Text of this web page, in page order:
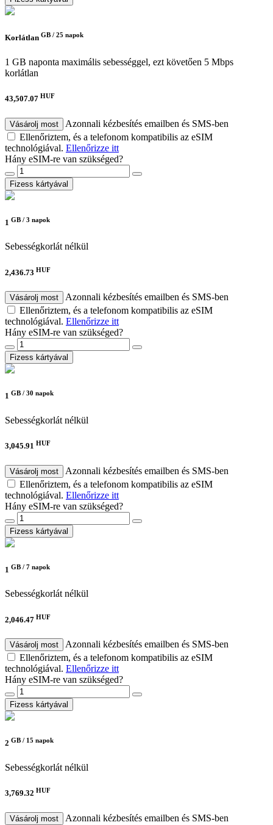
Korlátlan GB / 25 napok
1 GB naponta maximális sebességgel, ezt követően 5 Mbps
korlátlan
43,507.07 HUF
Vásárolj most
Azonnali kézbesítés emailben és SMS-ben
Ellenőriztem, és a telefonom kompatibilis az eSIM
technológiával. Ellenőrizze itt
Hány eSIM-re van szükséged?
Fizess kártyával
1 GB / 3 napok
Sebességkorlát nélkül
2,436.73 HUF
Vásárolj most
Azonnali kézbesítés emailben és SMS-ben
Ellenőriztem, és a telefonom kompatibilis az eSIM
technológiával. Ellenőrizze itt
Hány eSIM-re van szükséged?
Fizess kártyával
1 GB / 30 napok
Sebességkorlát nélkül
3,045.91 HUF
Vásárolj most
Azonnali kézbesítés emailben és SMS-ben
Ellenőriztem, és a telefonom kompatibilis az eSIM
technológiával. Ellenőrizze itt
Hány eSIM-re van szükséged?
Fizess kártyával
1 GB / 7 napok
Sebességkorlát nélkül
2,046.47 HUF
Vásárolj most
Azonnali kézbesítés emailben és SMS-ben
Ellenőriztem, és a telefonom kompatibilis az eSIM
technológiával. Ellenőrizze itt
Hány eSIM-re van szükséged?
Fizess kártyával
2 GB / 15 napok
Sebességkorlát nélkül
3,769.32 HUF
Vásárolj most
Azonnali kézbesítés emailben és SMS-ben